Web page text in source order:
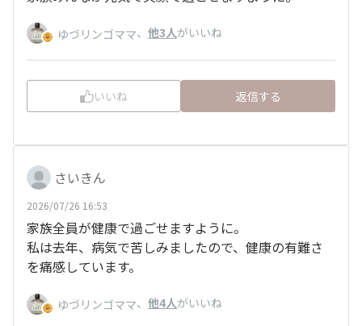
ゆづリンゴママ、 他3人がいいね
いいね 返信する
さいきん
2026/07/26 16:53
家族全員が健康で過ごせますように。
私は去年、病気で苦しみましたので、健康の有難さ
を痛感しています。
ゆづリンゴママ、 他4人がいいね